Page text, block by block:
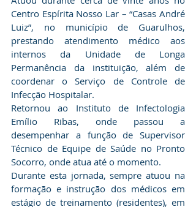
Centro Espírita Nosso Lar – “Casas André
Luiz”, no município de Guarulhos,
prestando atendimento médico aos
internos da Unidade de Longa
Permanência da instituição, além de
coordenar o Serviço de Controle de
Infecção Hospitalar.
Retornou ao Instituto de Infectologia
Emílio Ribas, onde passou a
desempenhar a função de Supervisor
Técnico de Equipe de Saúde no Pronto
Socorro, onde atua até o momento.
Durante esta jornada, sempre atuou na
formação e instrução dos médicos em
estágio de treinamento (residentes), em